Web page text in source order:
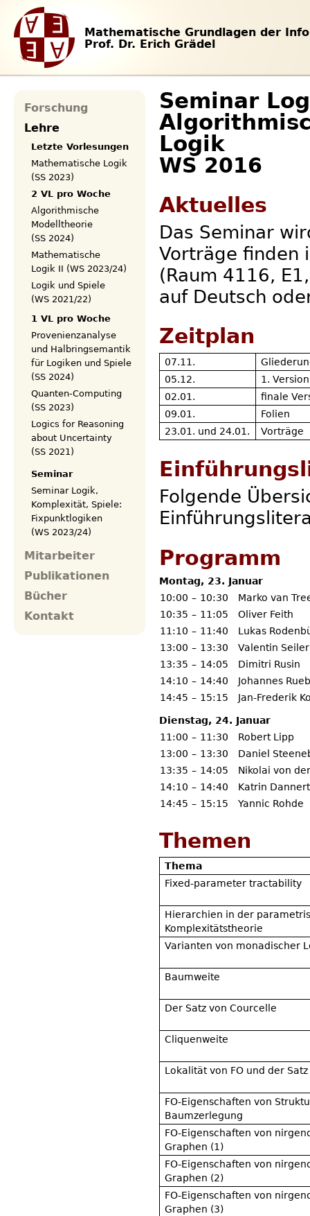
Mathematische Grundlagen der
Prof. Dr. Erich Grädel
Seminar
Logik
WS 2016
Aktuelles
Das Seminar
Vorträge finden
(Raum 4116,
auf Deutsch
Zeitplan
07.11.
05.12.
1.
02.01.
finale
09.01.
Folien
23.01. und 24.01.
Vorträge
Folgende
Programm
Montag, 23. Januar
10:00 – 10:30
Marko van
10:35 – 11:05
Oliver Feith
11:10 – 11:40
Lukas
13:00 – 13:30
Valentin Seiler
13:35 – 14:05
Dimitri Rusin
14:10 – 14:40
Johannes
14:45 – 15:15 Jan-Frederik
Dienstag, 24. Januar
11:00 – 11:30
Robert Lipp
13:00 – 13:30
Daniel
13:35 – 14:05
Nikolai von
14:10 – 14:40
Katrin Dannert
14:45 – 15:15 Yannic Rohde
Themen
Thema
Fixed-parameter tractability
Hierarchien in der
Komplexitätstheorie
Varianten von monadischer
Baumweite
Der Satz von Courcelle
Cliquenweite
Lokalität von FO und der
FO-Eigenschaften von
Baumzerlegung
FO-Eigenschaften von
Graphen (1)
FO-Eigenschaften von
Graphen (2)
FO-Eigenschaften von
Graphen (3)
Forschung
Lehre
Letzte Vorlesungen
Mathematische Logik
(SS 2023)
2 VL pro Woche
Algorithmische
Modelltheorie
(SS 2024)
Mathematische
Logik II (WS 2023/24)
Logik und Spiele
(WS 2021/22)
1 VL pro Woche
Provenienzanalyse
und Halbringsemantik
für Logiken und Spiele
(SS 2024)
Quanten-Computing
(SS 2023)
Logics for Reasoning
about Uncertainty
(SS 2021)
Seminar
Seminar Logik,
Komplexität, Spiele:
Fixpunktlogiken
(WS 2023/24)
Mitarbeiter
Publikationen
Bücher
Kontakt